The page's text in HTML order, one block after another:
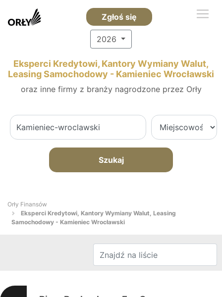
Zgłoś się
2026
Eksperci Kredytowi, Kantory Wymiany Walut,
Leasing Samochodowy - Kamieniec Wrocławski
oraz inne firmy z branży nagrodzone przez Orły
Szukaj
Orły Finansów
Eksperci Kredytowi, Kantory Wymiany Walut, Leasing
Samochodowy - Kamieniec Wrocławski